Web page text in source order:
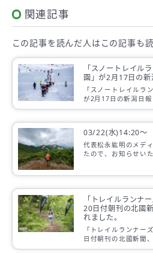
関連記事
この記事を読んだ人は この記事も
「スノートレイル
園」が2月17日の新
「スノートレイルラ
が2月17日の新潟日報
03/22(水)14:20～
代表松永紘明のメデ
たので、お知らせい
「トレイルランナ
20日付朝刊の北國
れました。
「トレイルランナー
日付朝刊の北國新聞
た。